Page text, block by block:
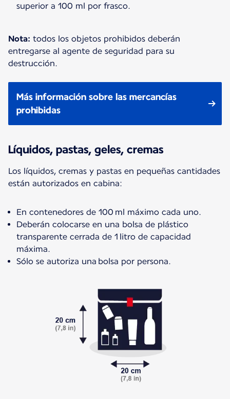
superior a 100 ml por frasco.
Nota: todos los objetos prohibidos deberán
entregarse al agente de seguridad para su
destrucción.
Más información sobre las mercancías
prohibidas
Líquidos, pastas, geles, cremas
Los líquidos, cremas y pastas en pequeñas cantidades
están autorizados en cabina:
En contenedores de 100 ml máximo cada uno.
Deberán colocarse en una bolsa de plástico
transparente cerrada de 1 litro de capacidad
máxima.
Sólo se autoriza una bolsa por persona.